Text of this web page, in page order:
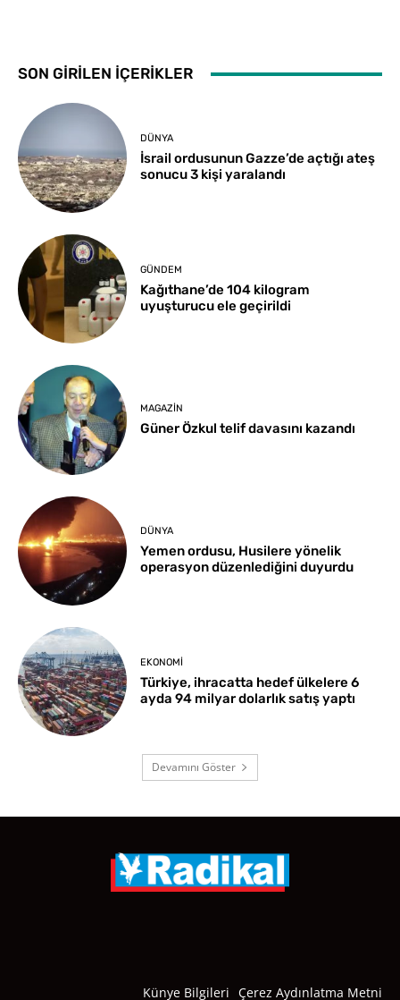
SON GİRİLEN İÇERİKLER
DÜNYA
İsrail ordusunun Gazze’de açtığı ateş
sonucu 3 kişi yaralandı
GÜNDEM
Kağıthane’de 104 kilogram
uyuşturucu ele geçirildi
MAGAZIN
Güner Özkul telif davasını kazandı
DÜNYA
Yemen ordusu, Husilere yönelik
operasyon düzenlediğini duyurdu
EKONOMI
Türkiye, ihracatta hedef ülkelere 6
ayda 94 milyar dolarlık satış yaptı
Devamını Göster
Künye Bilgileri Çerez Aydınlatma Metni